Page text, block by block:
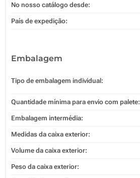
No nosso catálogo desde:
País de expedição:
Embalagem
Tipo de embalagem individual:
Quantidade mínima para envio com palete:
Embalagem intermédia:
Medidas da caixa exterior:
Volume da caixa exterior:
Peso da caixa exterior: